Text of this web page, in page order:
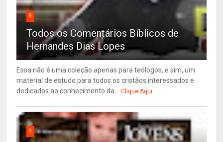
8
Todos os Comentários Bíblicos de
Hernandes Dias Lopes
Essa não é uma coleção apenas para teólogos, e sim, um
material de estudo para todos os cristãos interessados e
dedicados ao conhecimento da... Clique Aqui
9